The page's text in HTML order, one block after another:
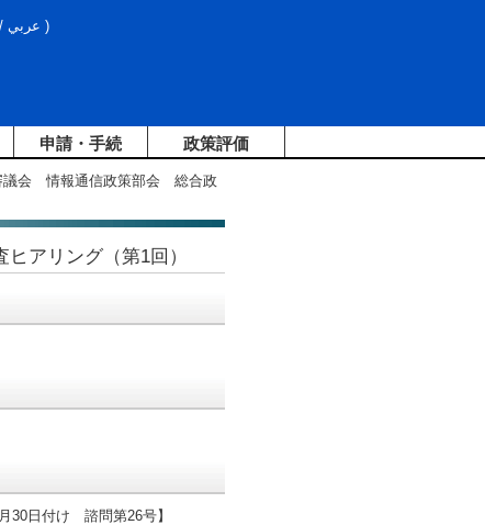
/ عربي )
申請・手続 政策評価
議会 情報通信政策部会 総合政
アリング（第1回）
30日付け 諮問第26号】